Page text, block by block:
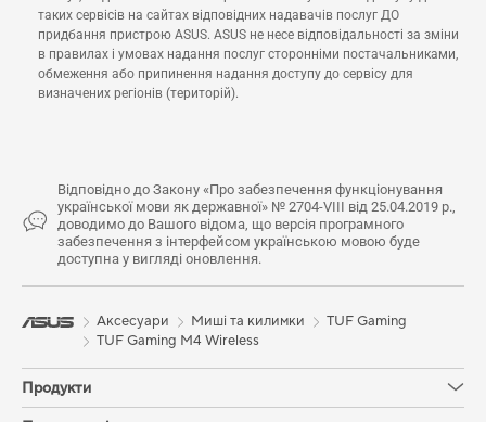
таких сервісів на сайтах відповідних надавачів послуг ДО
придбання пристрою ASUS. ASUS не несе відповідальності за зміни
в правилах і умовах надання послуг сторонніми постачальниками,
обмеження або припинення надання доступу до сервісу для
визначених регіонів (територій).
Відповідно до Закону «Про забезпечення функціонування
української мови як державної» № 2704-VIII від 25.04.2019 р.,
доводимо до Вашого відома, що версія програмного
забезпечення з інтерфейсом українською мовою буде
доступна у вигляді оновлення.
Аксесуари Миші та килимки
TUF Gaming
TUF Gaming M4 Wireless
Продукти